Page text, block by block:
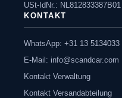
USt-IdNr.: NL812833387B01
KONTAKT
WhatsApp: +31 13 5134033
E-Mail: info@scandcar.com
Kontakt Verwaltung
Kontakt Versandabteilung